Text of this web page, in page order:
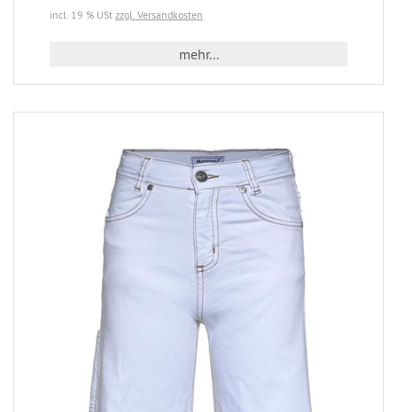
incl. 19 % USt zzgl. Versandkosten
mehr...